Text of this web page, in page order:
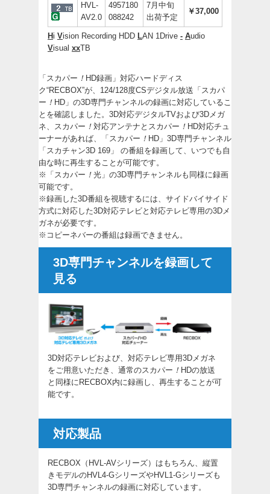
HVL-
AV2.0
4957180
088242
7月中旬
出荷予定
￥37,000
Hi Vision Recording HDD LAN 1Drive - Audio
Visual xxTB
「スカパー ！ HD録画」対応ハードディス
ク“RECBOX”が、124/128度CSデジタル放送「スカパ
ー ！ HD」の3D専門チャンネルの録画に対応しているこ
とを確認しました。3D対応デジタルTVおよび3Dメガ
ネ、スカパー ！ 対応アンテナとスカパー ！ HD対応チュ
ーナーがあれば、「スカパー ！ HD」3D専門チャンネル
「スカチャン3D 169」 の番組を録画して、いつでも自
由な時に再生することが可能です。
※「スカパー ！ 光」の3D専門チャンネルも同様に録画
可能です。
※録画した3D番組を視聴するには、サイドバイサイド
方式に対応した3D対応テレビと対応テレビ専用の3Dメ
ガネが必要です。
※コピーネバーの番組は録画できません。
3D専門チャンネルを録画して
見る
3D対応テレビおよび、対応テレビ専用3Dメガネ
をご用意いただき、通常のスカパー ！ HDの放送
と同様にRECBOX内に録画し、再生することが可
能です。
対応製品
RECBOX（HVL-AVシリーズ）はもちろん、縦置
きモデルのHVL4-GシリーズやHVL1-Gシリーズも
3D専門チャンネルの録画に対応しています。